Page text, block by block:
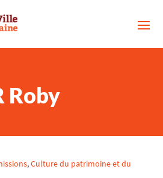
Roby
,Culture du patrimoine et du